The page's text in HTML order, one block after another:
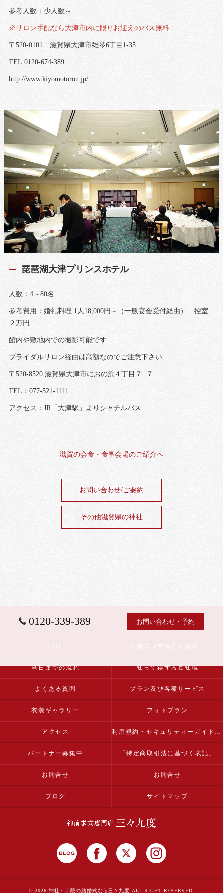
参考人数：少人数～
※サロン手配なら大津市内に限りお迎えのバス無料
〒520-0101 滋賀県大津市雄琴6丁目1-35
TEL:0120-674-389
http://www.kiyomotorou.jp/
琵琶湖大津プリンスホテル
人数：4～80名
参考費用：婚礼料理 1人18,000円～（一般宴会受付経由） 控室
２万円
館内や敷地内での撮影可能です
ブライダルサロン経由は高額なのでご注意下さい
〒520-8520 滋賀県大津市におの浜４丁目７−７
TEL：077-521-1111
アクセス：JR「大津駅」よりシャチルバス
滋賀の会食・食事会場のご紹介へ
お問い合わせ/ご要約
その他滋賀県の神社
0120-339-389 お問い合わせ・予約
当日までの流れ 知って得する豆知識
よくある質問 プラン及び各種サービス
衣装ギャラリー フォトプラン
アクセス 利用規約・セキュリティーガイドライン
パートナー募集中 「特定商取引法に基づく表記」
お問合せ お問合せ
ブログ サイトマップ
© 2026 神社・寺院の結婚式なら三々九度 ALL RIGHT RESERVED.